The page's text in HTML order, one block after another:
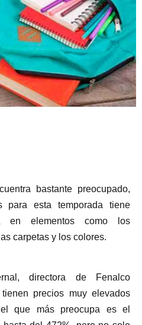
bastante preocupado,
esta temporada tiene
en elementos como los
carpetas y los colores.
directora de Fenalco
precios muy elevados
que más preocupa es el